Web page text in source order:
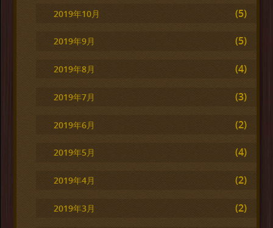
2019年10月 (5)
2019年9月 (5)
2019年8月 (4)
2019年7月 (3)
2019年6月 (2)
2019年5月 (4)
2019年4月 (2)
2019年3月 (2)